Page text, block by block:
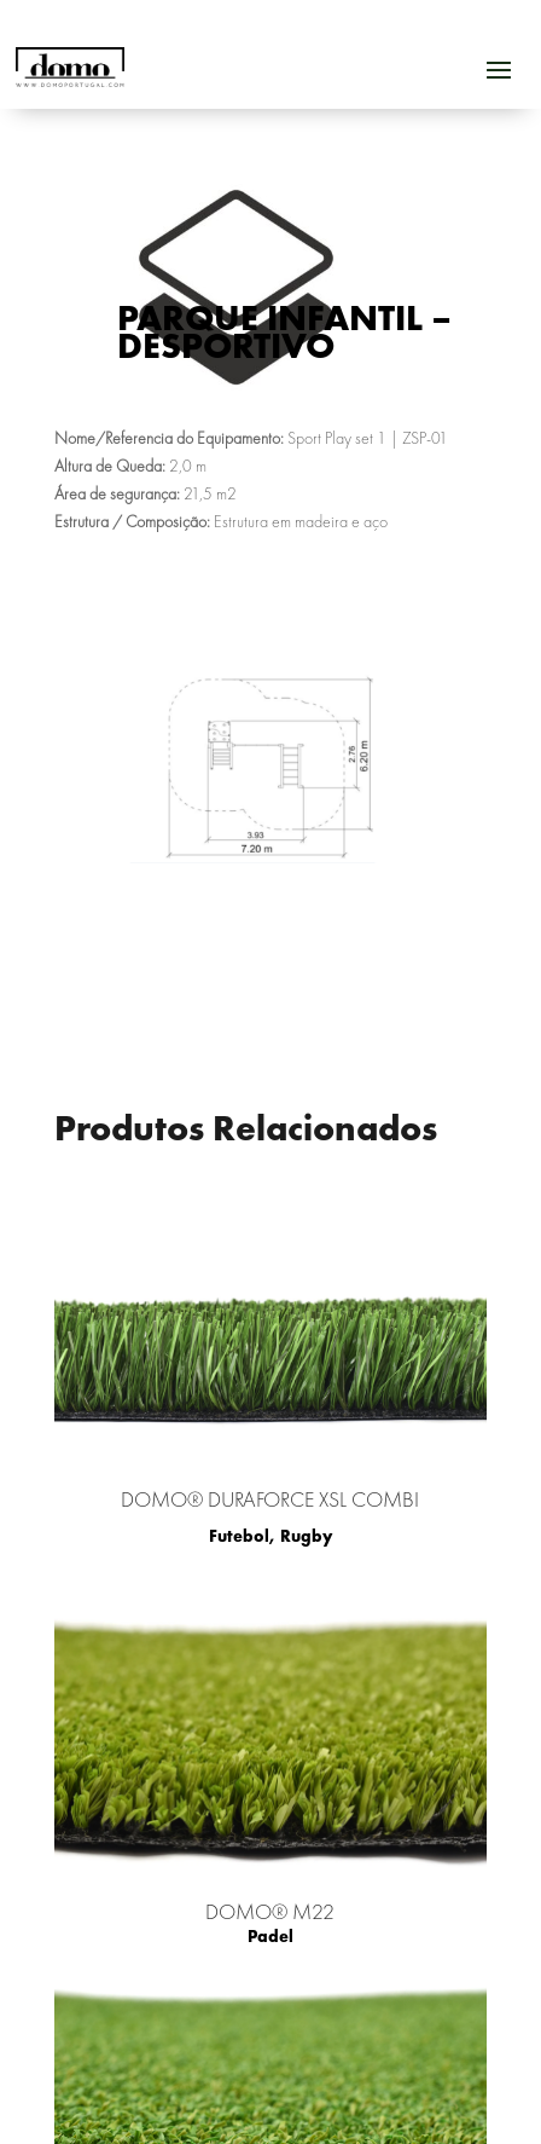
PARQUE INFANTIL –
DESPORTIVO
Nome/Referencia do Equipamento:Sport Play set 1 | ZSP-01
Altura de Queda:2,0 m
Área de segurança:21,5 m2
Estrutura / Composição: Estrutura em madeira e aço
Produtos Relacionados
DOMO® DURAFORCE XSL COMBI
Futebol, Rugby
DOMO® M22
Padel